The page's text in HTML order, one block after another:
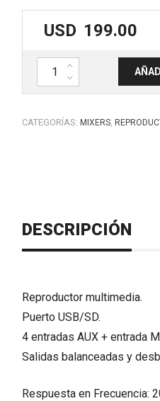
USD 199.00
Reproductor multimedia
CATEGORÍAS: MIXERS
DESCRIPCIÓN
Reproductor multimedia.
Puerto USB/SD.
4 entradas AUX + entrada
Salidas balanceadas y
Respuesta en Frecuencia: